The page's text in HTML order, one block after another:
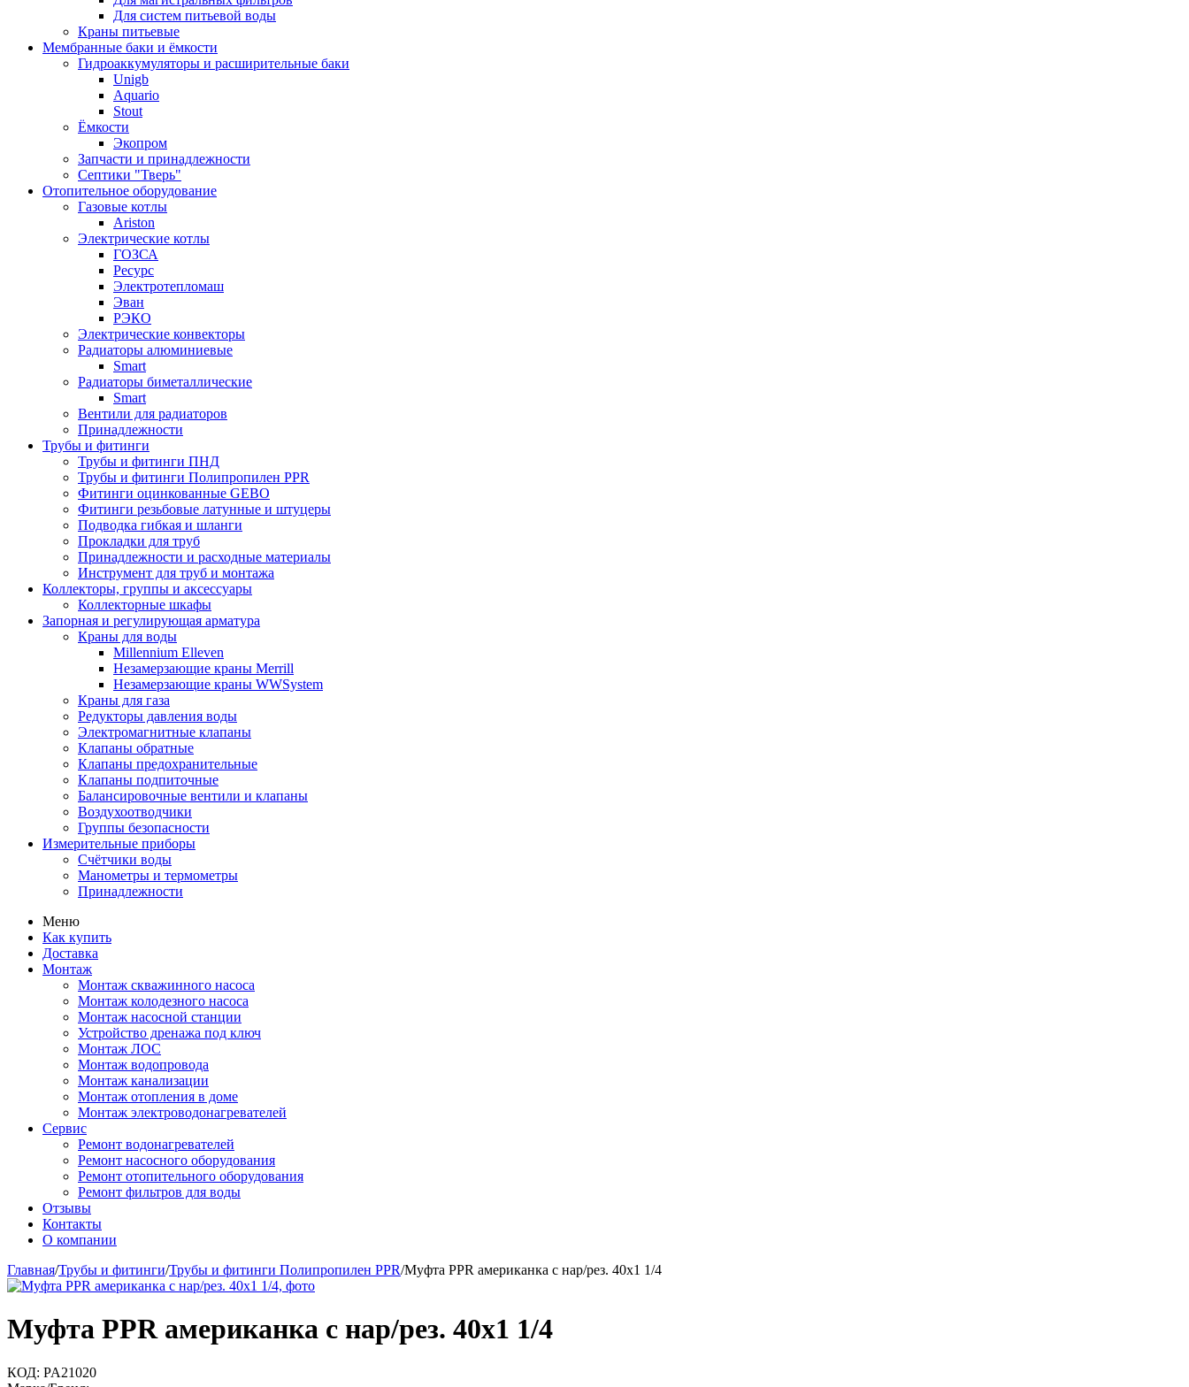
Для систем питьевой воды
Краны питьевые
Мембранные баки и ёмкости
Гидроаккумуляторы и расширительные баки
Unigb
Aquario
Stout
Ёмкости
Экопром
Запчасти и принадлежности
Септики "Тверь"
Отопительное оборудование
Газовые котлы
Ariston
Электрические котлы
ГОЗСА
Ресурс
Электротепломаш
Эван
РЭКО
Электрические конвекторы
Радиаторы алюминиевые
Smart
Радиаторы биметаллические
Smart
Вентили для радиаторов
Принадлежности
Трубы и фитинги
Трубы и фитинги ПНД
Трубы и фитинги Полипропилен PPR
Фитинги оцинкованные GEBO
Фитинги резьбовые латунные и штуцеры
Подводка гибкая и шланги
Прокладки для труб
Принадлежности и расходные материалы
Инструмент для труб и монтажа
Коллекторы, группы и аксессуары
Коллекторные шкафы
Запорная и регулирующая арматура
Краны для воды
Millennium Elleven
Незамерзающие краны Merrill
Незамерзающие краны WWSystem
Краны для газа
Редукторы давления воды
Электромагнитные клапаны
Клапаны обратные
Клапаны предохранительные
Клапаны подпиточные
Балансировочные вентили и клапаны
Воздухоотводчики
Группы безопасности
Измерительные приборы
Счётчики воды
Манометры и термометры
Принадлежности
Меню
Как купить
Доставка
Монтаж
Монтаж скважинного насоса
Монтаж колодезного насоса
Монтаж насосной станции
Устройство дренажа под ключ
Монтаж ЛОС
Монтаж водопровода
Монтаж канализации
Монтаж отопления в доме
Монтаж электроводонагревателей
Сервис
Ремонт водонагревателей
Ремонт насосного оборудования
Ремонт отопительного оборудования
Ремонт фильтров для воды
Отзывы
Контакты
О компании
Главная/Трубы и фитинги/Трубы и фитинги Полипропилен PPR/Муфта PPR американка с нар/рез. 40x1 1/4
Муфта PPR американка с нар/рез. 40x1 1/4
КОД: PA21020